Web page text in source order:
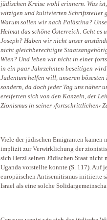
jüdischen Kreise wohl erinnern. Was
witzigen und kultivierten Schriftsteller
Warum sollen wir nach Palästina?
Heimat das schöne Österreich. Geht
Joseph? Haben wir nicht unser
nicht gleichberechtigte
Wien? Und leben wir nicht in einer
in ein paar Jahrzehnten beseitigen
Judentum helfen will, unseren
sondern, da doch jeder Tag uns näher
ereiferten sich von den Kanzeln, der
Zionismus in seiner ›fortschrittlichen‹
Viele der jüdischen Emigranten kamen
implizit zur Verwirklichung der
sich Herzl seinen Jüdischen Staat nicht
Uganda vorstellte konnte (S. 117). Auf
europäischen Antisemitismus initiierte
Israel als eine solche